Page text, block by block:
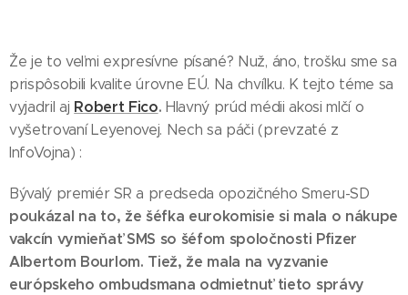
Že je to veľmi expresívne písané? Nuž, áno, trošku sme sa
prispôsobili kvalite úrovne EÚ. Na chvíľku. K tejto téme sa
vyjadril aj Robert Fico.Hlavný prúd médii akosi mlčí o
vyšetrovaní Leyenovej. Nech sa páči (prevzaté z
InfoVojna) :
Bývalý premiér SR a predseda opozičného Smeru-SD
poukázal na to, že šéfka eurokomisie si mala o nákupe
vakcín vymieňať SMS so šéfom spoločnosti Pfizer
Albertom Bourlom. Tiež, že mala na vyzvanie
európskeho ombudsmana odmietnuť tieto správy